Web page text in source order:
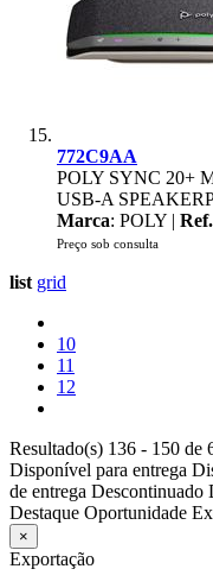
772C9AA
POLY SYNC 20+
USB-A
Marca: POLY |
Preço sob consulta
list grid
10
11
12
Resultado(s) 136 - 150 de
Disponível para entrega
de entrega Descontinuado
Destaque Oportunidade
×
Exportação